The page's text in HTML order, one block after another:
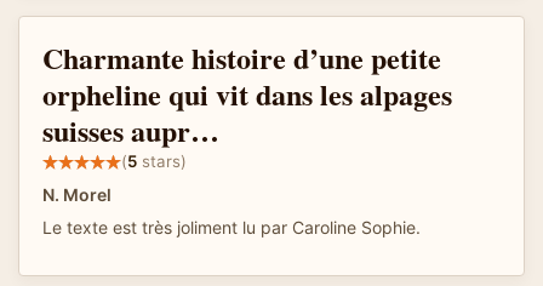
Charmante histoire d’une petite
orpheline qui vit dans les alpages
suisses aupr…
(5 stars)
N. Morel
Le texte est très joliment lu par Caroline Sophie.